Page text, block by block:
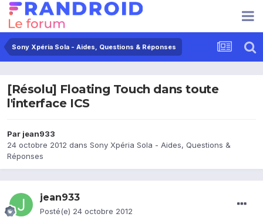
Sony Xpéria Sola - Aides, Questions & Réponses
[Résolu] Floating Touch dans toute
l'interface ICS
Par jean933
24 octobre 2012 dans Sony Xpéria Sola - Aides, Questions &
Réponses
jean933
Posté(e) 24 octobre 2012